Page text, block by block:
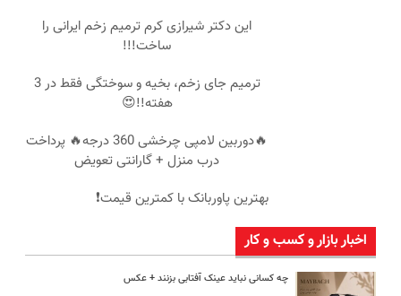
این دکتر شیرازی کرم ترمیم زخم ایرانی را
ساخت!!!
ترمیم جای زخم، بخیه و سوختگی فقط در 3
هفته!!😍
🔥دوربین لامپی چرخشی 360 درجه🔥 پرداخت
درب منزل + گارانتی تعویض
بهترین پاوربانک با کمترین قیمت❗
اخبار بازار و کسب و کار
چه کسانی نباید عینک آفتابی بزنند + عکس